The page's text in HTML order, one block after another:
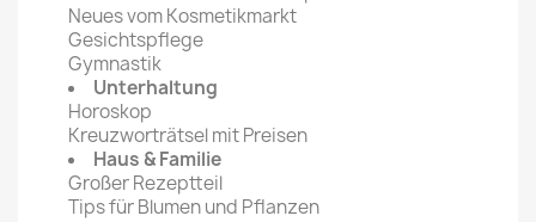
Neues vom Kosmetikmarkt
Gesichtspflege
Gymnastik
Unterhaltung
Horoskop
Kreuzworträtsel mit Preisen
Haus & Familie
Großer Rezeptteil
Tips für Blumen und Pflanzen